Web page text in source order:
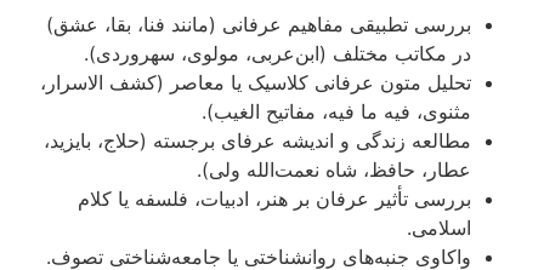
بررسی تطبیقی مفاهیم عرفانی (مانند فنا، بقا، عشق)
در مکاتب مختلف (ابن‌عربی، مولوی، سهروردی).
تحلیل متون عرفانی کلاسیک یا معاصر (کشف الاسرار،
مثنوی، فیه ما فیه، مفاتیح الغیب).
مطالعه زندگی و اندیشه عرفای برجسته (حلاج، بایزید،
عطار، حافظ، شاه نعمت‌الله ولی).
بررسی تأثیر عرفان بر هنر، ادبیات، فلسفه یا کلام
اسلامی.
واکاوی جنبه‌های روانشناختی یا جامعه‌شناختی تصوف.